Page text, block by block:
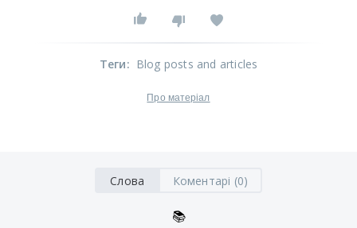
Теги: Blog posts and articles
Про матеріал
Слова Коментарі (0)
📚